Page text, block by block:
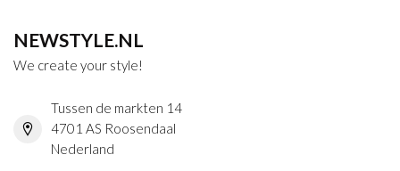
NEWSTYLE.NL
We create your style!
Tussen de markten 14
4701 AS Roosendaal
Nederland